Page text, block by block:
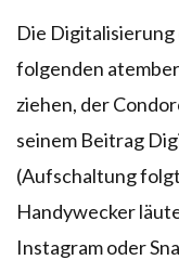
Die
folgenden
ziehen, der
seinem Beitrag
(Aufschaltung
Handywecker
Instagram oder